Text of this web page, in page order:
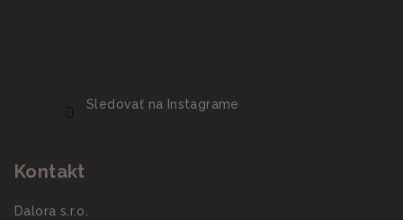
Sledovať na Instagrame
Kontakt
Dalora s.r.o.